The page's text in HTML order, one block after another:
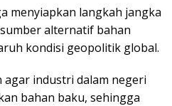
menyiapkan langkah jangka
alternatif bahan
kondisi geopolitik global.
industri dalam negeri
bahan baku, sehingga